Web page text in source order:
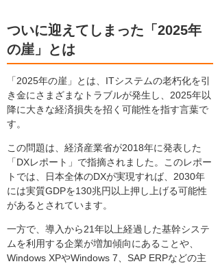
ついに迎えてしまった「2025年
の崖」とは
「2025年の崖」とは、ITシステムの老朽化を引
き金にさまざまなトラブルが発生し、2025年以
降に大きな経済損失を招く可能性を指す言葉で
す。
この問題は、経済産業省が2018年に発表した
「DXレポート」で指摘されました。このレポー
トでは、日本全体のDXが実現すれば、2030年
には実質GDPを130兆円以上押し上げる可能性
があるとされています。
一方で、導入から21年以上経過した基幹システ
ムを利用する企業が増加傾向にあることや、
Windows XPやWindows 7、SAP ERPなどの主